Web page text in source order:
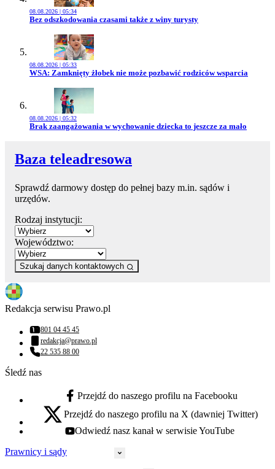
08.08.2026 | 05:34
Przejdź do artykułu:
Bez odszkodowania czasami także z winy turysty
08.08.2026 | 05:33
Przejdź do artykułu:
WSA: Zamknięty żłobek nie może pozbawić rodziców wsparcia
08.08.2026 | 05:32
Przejdź do artykułu:
Brak zaangażowania w wychowanie dziecka to jeszcze za mało
Baza teleadresowa
Sprawdź darmowy dostęp do pełnej bazy m.in. sądów i
urzędów.
Rodzaj instytucji:
Województwo:
Szukaj danych kontaktowych
Redakcja serwisu Prawo.pl
Numer telefonu:
801 04 45 45
Adres email:
redakcja@prawo.pl
Numer telefonu:
22 535 88 00
Śledź nas
facebook - otwiera się w nowej karcie
Przejdź do naszego profilu na Facebooku
x - otwiera się w nowej karcie
Przejdź do naszego profilu na X (dawniej Twitter)
youtube - otwiera się w nowej karcie
Odwiedź nasz kanał w serwisie YouTube
Prawnicy i sądy